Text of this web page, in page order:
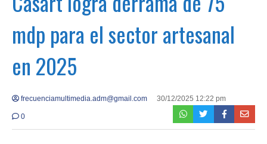
mdp para el sector artesanal
en 2025
frecuenciamultimedia.adm@gmail.com 30/12/2025 12:22 pm
0